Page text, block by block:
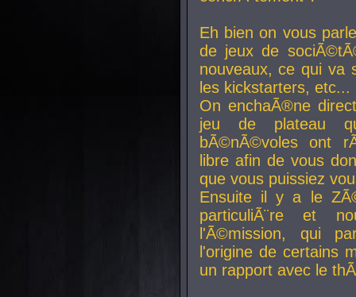
Eh bien on vous
de jeux de
nouveaux, ce qui va
les kickstarters, etc...
On enchaÃ®ne
jeu de plateau
bÃ©nÃ©voles ont
libre afin de vous
que vous puissiez
Ensuite il y a le
particuliÃ¨re et
l'Ã©mission, qui
l'origine de certains
un rapport avec le